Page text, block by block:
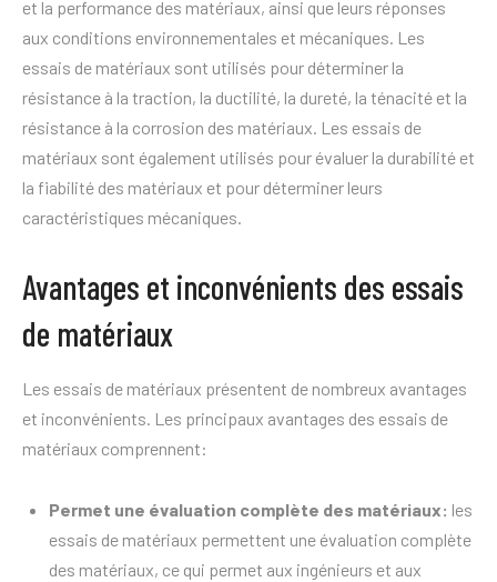
et la performance des matériaux, ainsi que leurs réponses
aux conditions environnementales et mécaniques. Les
essais de matériaux sont utilisés pour déterminer la
résistance à la traction, la ductilité, la dureté, la ténacité et la
résistance à la corrosion des matériaux. Les essais de
matériaux sont également utilisés pour évaluer la durabilité et
la fiabilité des matériaux et pour déterminer leurs
caractéristiques mécaniques.
Avantages et inconvénients des essais
de matériaux
Les essais de matériaux présentent de nombreux avantages
et inconvénients. Les principaux avantages des essais de
matériaux comprennent:
Permet une évaluation complète des matériaux: les
essais de matériaux permettent une évaluation complète
des matériaux, ce qui permet aux ingénieurs et aux